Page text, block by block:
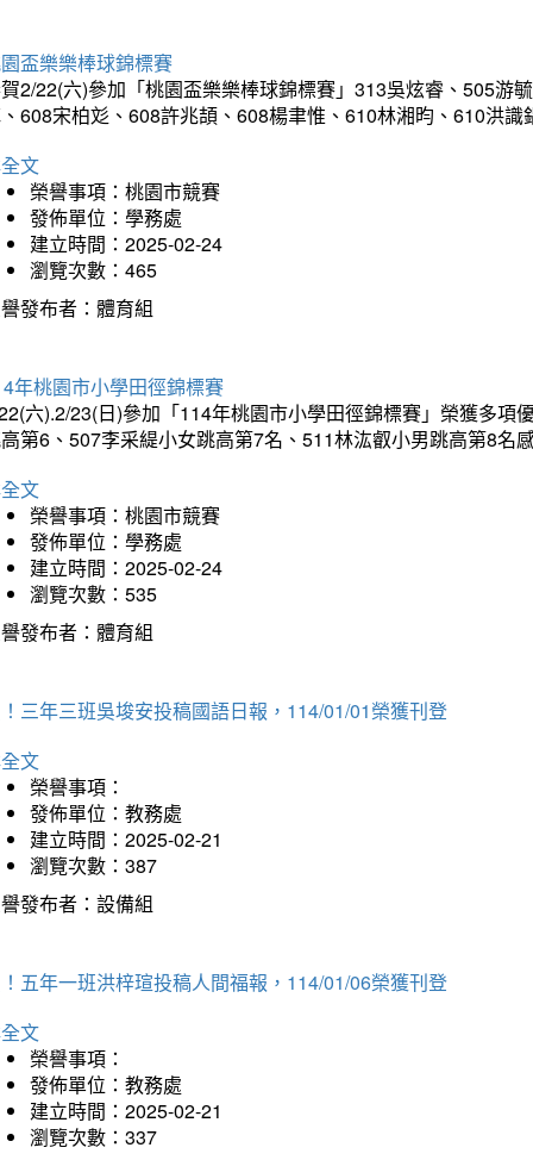
盃樂樂棒球錦標賽
2/22(六)參加「桃園盃樂樂棒球錦標賽」313吳炫睿、505游
608宋柏彣、608許兆頡、608楊聿惟、610林湘昀、610洪
文
榮譽事項：桃園市競賽
發佈單位：學務處
建立時間：2025-02-24
瀏覽次數：465
發布者：體育組
年桃園市小學田徑錦標賽
六).2/23(日)參加「114年桃園市小學田徑錦標賽」榮獲多
第6、507李采緹小女跳高第7名、511林汯叡小男跳高第8名
文
榮譽事項：桃園市競賽
發佈單位：學務處
建立時間：2025-02-24
瀏覽次數：535
發布者：體育組
三年三班吳埈安投稿國語日報，114/01/01榮獲刊登
文
榮譽事項：
發佈單位：教務處
建立時間：2025-02-21
瀏覽次數：387
發布者：設備組
五年一班洪梓瑄投稿人間福報，114/01/06榮獲刊登
文
榮譽事項：
發佈單位：教務處
建立時間：2025-02-21
瀏覽次數：337